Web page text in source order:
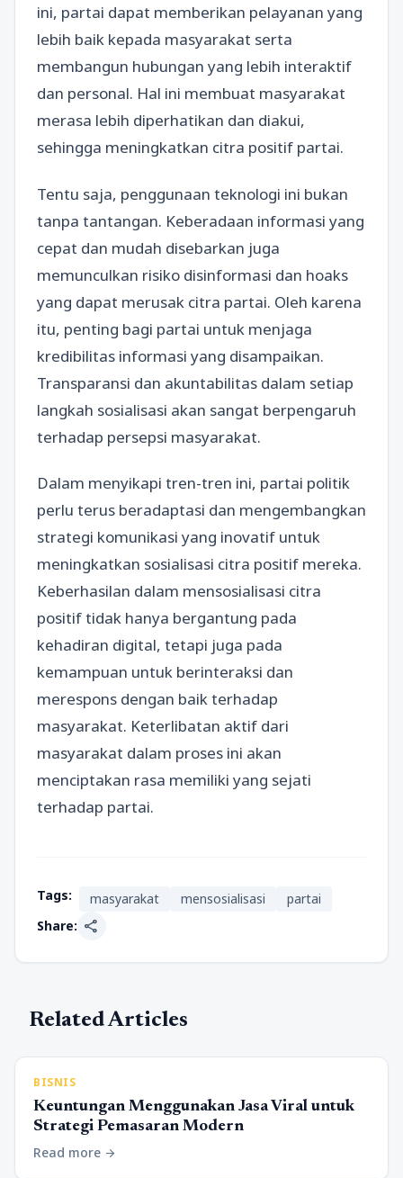
ini, partai dapat memberikan pelayanan yang
lebih baik kepada masyarakat serta
membangun hubungan yang lebih interaktif
dan personal. Hal ini membuat masyarakat
merasa lebih diperhatikan dan diakui,
sehingga meningkatkan citra positif partai.
Tentu saja, penggunaan teknologi ini bukan
tanpa tantangan. Keberadaan informasi yang
cepat dan mudah disebarkan juga
memunculkan risiko disinformasi dan hoaks
yang dapat merusak citra partai. Oleh karena
itu, penting bagi partai untuk menjaga
kredibilitas informasi yang disampaikan.
Transparansi dan akuntabilitas dalam setiap
langkah sosialisasi akan sangat berpengaruh
terhadap persepsi masyarakat.
Dalam menyikapi tren-tren ini, partai politik
perlu terus beradaptasi dan mengembangkan
strategi komunikasi yang inovatif untuk
meningkatkan sosialisasi citra positif mereka.
Keberhasilan dalam mensosialisasi citra
positif tidak hanya bergantung pada
kehadiran digital, tetapi juga pada
kemampuan untuk berinteraksi dan
merespons dengan baik terhadap
masyarakat. Keterlibatan aktif dari
masyarakat dalam proses ini akan
menciptakan rasa memiliki yang sejati
terhadap partai.
Tags: masyarakat mensosialisasi
partai
Share: share
Related Articles
BISNIS
Keuntungan Menggunakan Jasa Viral untuk
Strategi Pemasaran Modern
Read more arrow_forward